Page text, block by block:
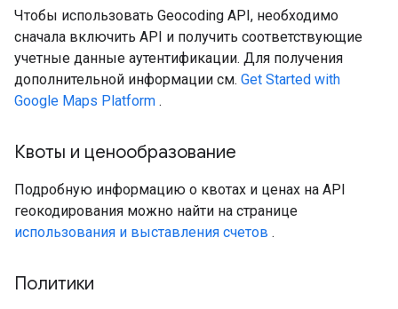
Чтобы использовать Geocoding API, необходимо
сначала включить API и получить соответствующие
учетные данные аутентификации. Для получения
дополнительной информации см. Get Started with
Google Maps Platform .
Квоты и ценообразование
Подробную информацию о квотах и ​​ценах на API
геокодирования можно найти на странице
использования и выставления счетов .
Политики